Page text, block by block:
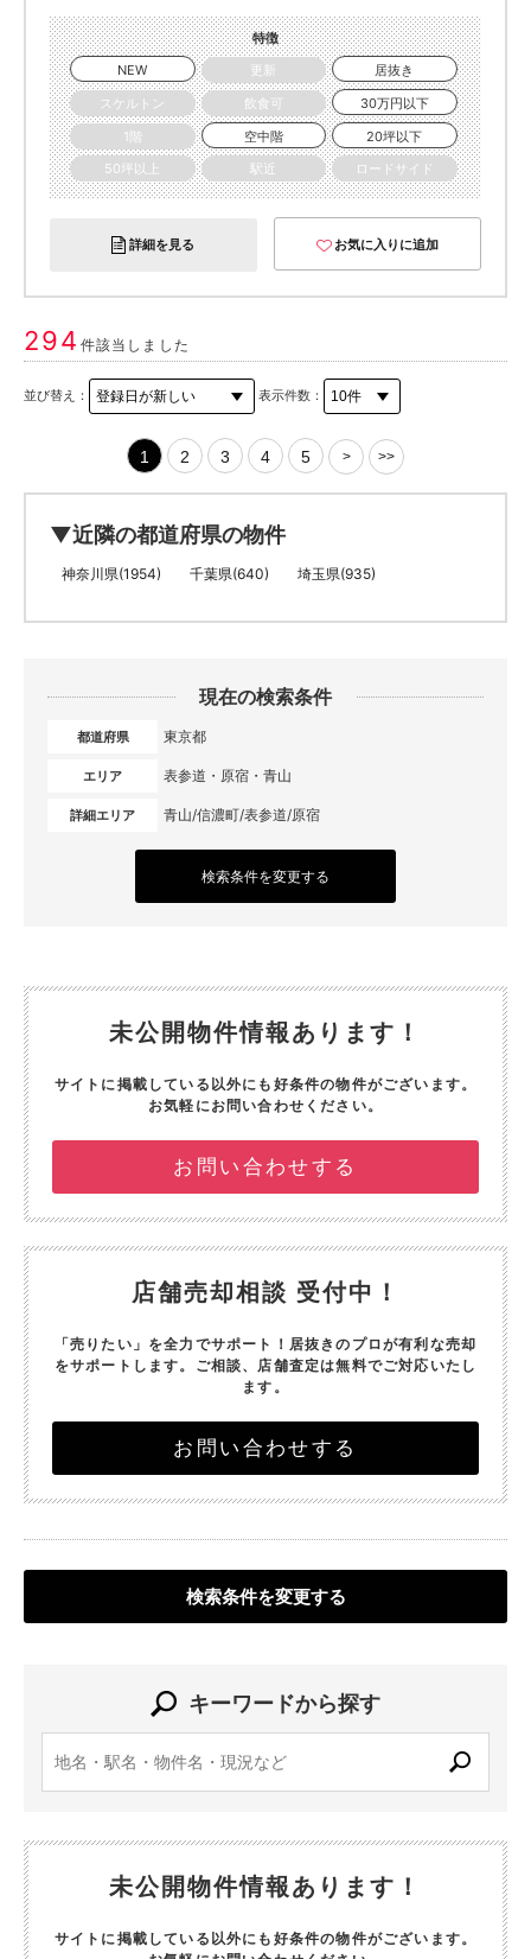
特徴
NEW
更新
居抜き
スケルトン
飲食可
30万円以下
1階
空中階
20坪以下
50坪以上
駅近 ロードサイド
詳細を見る お気に入りに追加
294 件該当しました
並び替え： 表示件数：
1 2 3 4 5 > >>
▼近隣の都道府県の物件
神奈川県(1954) 千葉県(640) 埼玉県(935)
現在の検索条件
都道府県 東京都
エリア 表参道・原宿・青山
詳細エリア 青山/信濃町/表参道/原宿
検索条件を変更する
未公開物件情報あります！
サイトに掲載している以外にも好条件の物件がございます。
お気軽にお問い合わせください。
お問い合わせする
店舗売却相談 受付中！
「売りたい」を全力でサポート！ 居抜きのプロが有利な売却
をサポートします。 ご相談、店舗査定は無料でご対応いたし
ます。
お問い合わせする
検索条件を変更する
キーワードから探す
未公開物件情報あります！
サイトに掲載している以外にも好条件の物件がございます。